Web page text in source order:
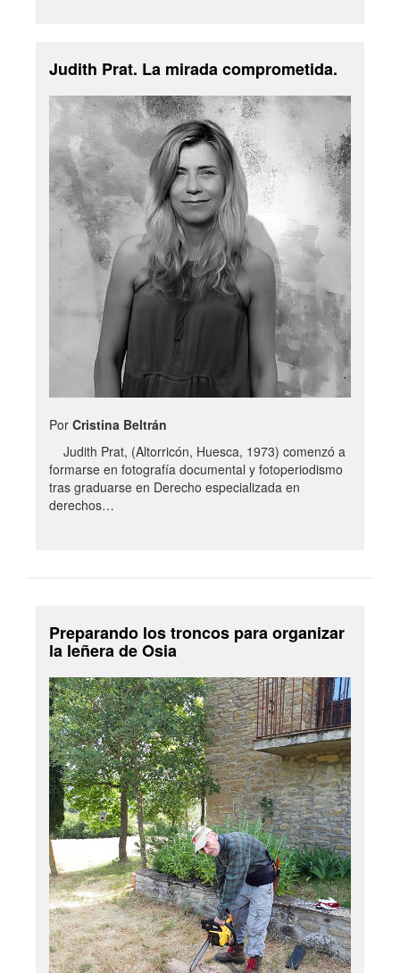
Judith Prat. La mirada comprometida.
Por Cristina Beltrán
Judith Prat, (Altorricón, Huesca, 1973) comenzó a
formarse en fotografía documental y fotoperiodismo
tras graduarse en Derecho especializada en
derechos…
Preparando los troncos para organizar
la leñera de Osia